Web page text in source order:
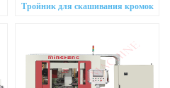
Тройник для скашивания кромок